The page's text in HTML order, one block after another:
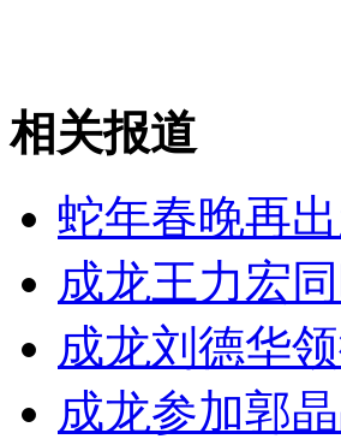
走！跟着总书记去植树
消防员救轻生者 花炮节热闹非凡
纽约上演“枕头大战”
司机酒驾遇交警 急速倒车逃窜
相关报道
蛇年春晚再
成龙王力宏
成龙刘德华
成龙参加郭